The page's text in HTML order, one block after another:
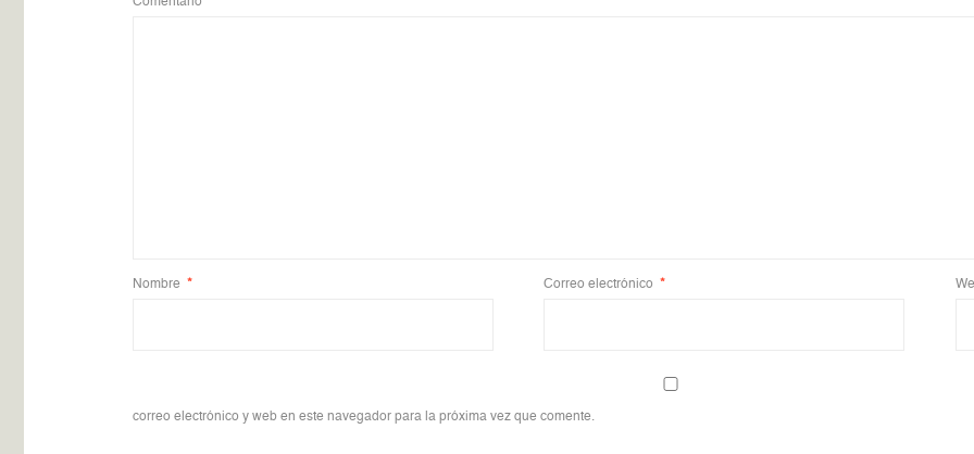
Nombre * Correo electrónico *
correo electrónico y web en este navegador para la próxima vez que comente.